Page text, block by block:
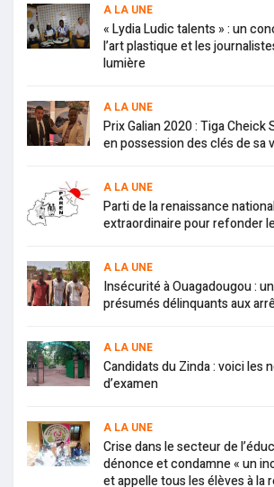
A LA UNE
« Lydia Ludic talents » : un
l’art plastique et les
lumière
A LA UNE
Prix Galian 2020 : Tiga Cheick
en possession des clés de sa
A LA UNE
Parti de la renaissance
extraordinaire pour refonder
A LA UNE
Insécurité à Ouagadougou :
présumés délinquants aux
A LA UNE
Candidats du Zinda : voici les
d’examen
A LA UNE
Crise dans le secteur de
dénonce et condamne « un
et appelle tous les élèves à la